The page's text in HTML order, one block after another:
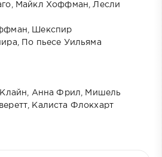
Майкл Хоффман, Лесли
Шекспир
По пьесе Уильяма
Клайн, Анна Фрил, Мишель
Калиста Флокхарт